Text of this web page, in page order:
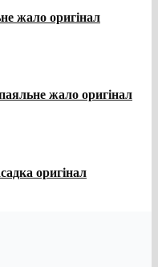
жало оригінал
жало оригінал
оригінал